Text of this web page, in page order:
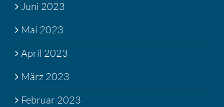
Juni 2023
Mai 2023
April 2023
März 2023
Februar 2023